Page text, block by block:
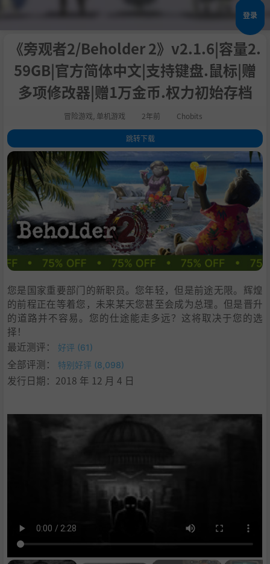
登录
《旁观者2/Beholder 2》v2.1.6|容量2.
59GB|官方简体中文|支持键盘.鼠标|赠
多项修改器|赠1万金币.权力初始存档
冒险游戏 单机游戏 2年前 Chobits
跳转下载
1.关于这款游戏
2 . 你已经决定要成为怎样的人了吗？
3.那么，你要去做什么?
4.系统需求
5.支持作者
.学习版下载
您是国家重要部门的新职员。您年轻，但是前途无限。辉煌
的前程正在等着您，未来某天您甚至会成为总理。但是晋升
的道路并不容易。您的仕途能走多远？这将取决于您的选
择！
最近测评：
好评 (61)
全部评测： 特别好评 (8,098)
发行日期：2018 年 12 月 4 日